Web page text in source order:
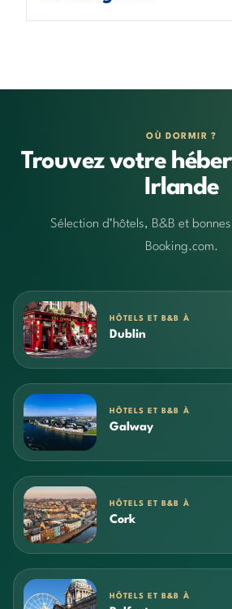
OÙ DORMIR ?
Trouvez votre
Irlande
Sélection d’hôtels, B&B et
Booking.com.
HÔTELS ET B&B À
Dublin
HÔTELS ET B&B À
Galway
HÔTELS ET B&B À
Cork
HÔTELS ET B&B À